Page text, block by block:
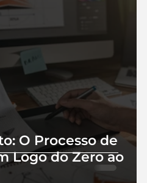
O Processo de
Logo do Zero ao